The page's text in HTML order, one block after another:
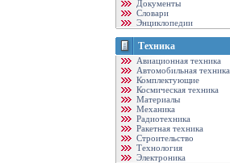
Документы
Словари
Энциклопедии
Техника
Авиационная техника
Автомобильная техника
Комплектующие
Космическая техника
Материалы
Механика
Радиотехника
Ракетная техника
Строительство
Технология
Электроника